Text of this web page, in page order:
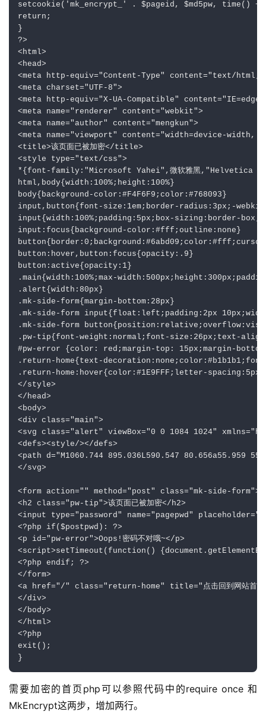
setcookie('mk_encrypt_' . $pageid, $md5pw, time()
return;
}
?>
<html>
<head>
<meta http-equiv="Content-Type" content="text/html;
<meta charset="UTF-8">
<meta http-equiv="X-UA-Compatible"
<meta name="renderer" content="webkit">
<meta name="author" content="mengkun">
<meta name="viewport" content="width=device-
<title>该页面已被加密</title>
<style type="text/css">
*{font-family:"Microsoft Yahei",微软雅黑,"Helvetica
html,body{width:100%;height:100%}
body{background-color:#F4F6F9;color:#768093}
input,button{font-size:1em;border-radius:3px;-webkit-
input{width:100%;padding:5px;box-sizing:border-
input:focus{background-color:#fff;outline:none}
button:hover,button:focus{opacity:.9}
button:active{opacity:1}
.main{width:100%;max-
.alert{width:80px}
.mk-side-form{margin-bottom:28px}
.mk-side-form input{float:left;padding:2px
.mk-side-form
.pw-tip{font-weight:normal;font-size:26px;text-
#pw-error {color: red;margin-top: 15px;margin-
.return-home{text-
.return-home:hover{color:#1E9FFF;letter-spacing:5px}
</style>
</head>
<body>
<div class="main">
<svg class="alert" viewBox="0 0 1084 1024"
<defs><style/></defs>
<path d="M1060.744 895.036L590.547 80.656a55.959
</svg>
<form action="" method="post" class="mk-side-form">
<h2 class="pw-tip">该页面已被加密</h2>
<input type="password" name="pagepwd" placeholder="
<?php if($postpwd): ?>
<p id="pw-error">Oops!密码不对哦~</p>
<script>setTimeout(function()
<?php endif; ?>
</form>
<a href="/" class="return-home" title="点击回到网站首
</div>
</body>
</html>
<?php
exit();
需要加密的首页php可以参照代码中的require once 和
MkEncrypt这两步，增加两行。